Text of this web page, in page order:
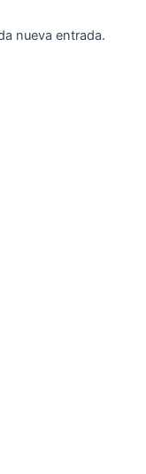
nueva entrada.